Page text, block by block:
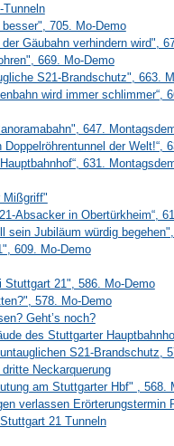
705. Mo-Demo
Gäubahn verhindern wird",
669. Mo-Demo
S21-Brandschutz", 663.
wird immer schlimmer“,
647.
der Welt!“,
631.
Mißgriff"
Absacker in Obertürkheim“,
sein Jubiläum würdig
609. Mo-Demo
Stuttgart 21", 586. Mo-Demo
578. Mo-Demo
Geht’s noch?
des Stuttgarter
S21-Brandschutz,
Neckarquerung
am Stuttgarter Hbf" , 568.
verlassen Erörterungstermin
21 Tunneln